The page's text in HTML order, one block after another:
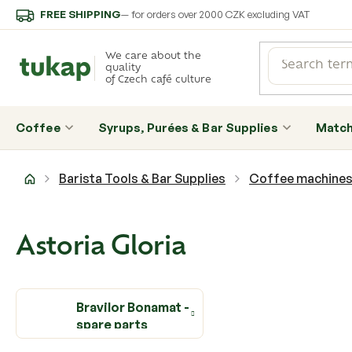
Skip
to
FREE SHIPPING— for orders over 2000 CZK excluding VAT
We care about the
quality
of Czech café culture
Coffee Syrups, Purées & Bar Supplies
HomeBarista Tools & Bar Supplies Coffee machines
Astoria Gloria
Bravilor Bonamat -
spare parts